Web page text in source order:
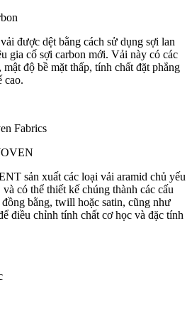
được dệt bằng cách sử dụng sợi lan
gia cố sợi carbon mới. Vải này có các
độ bề mặt thấp, tính chất đặt phẳng
cao.
sản xuất các loại vải aramid chủ yếu
có thể thiết kế chúng thành các cấu
bằng, twill hoặc satin, cũng như
điều chỉnh tính chất cơ học và đặc tính